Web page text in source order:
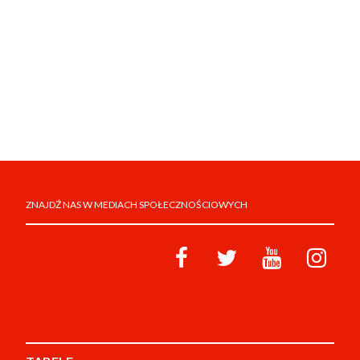
ZNAJDŹ NAS W MEDIACH SPOŁECZNOŚCIOWYCH